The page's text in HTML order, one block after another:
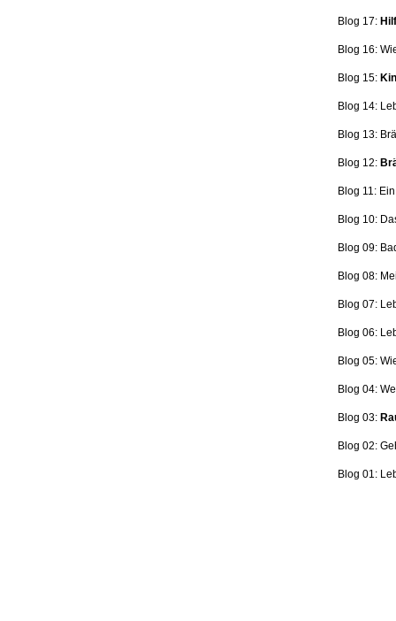
Blog 17:
Blog 16:
Blog 15:
Blog 14:
Blog 13:
Blog 12:
Blog 11:
Blog 10:
Blog 09:
Blog 08:
Blog 07:
Blog 06:
Blog 05:
Blog 04:
Blog 03:
Blog 02:
Blog 01: